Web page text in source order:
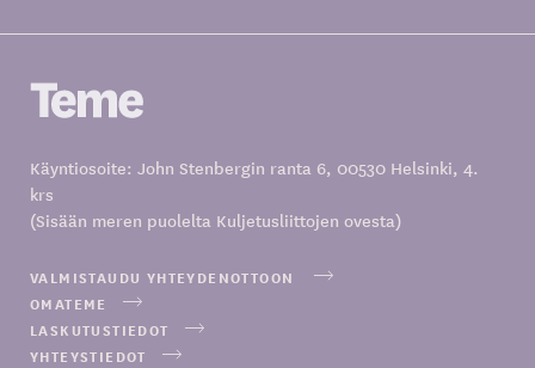
Käyntiosoite: John Stenbergin ranta 6, 00530 Helsinki, 4.
krs
(Sisään meren puolelta Kuljetusliittojen ovesta)
VALMISTAUDU YHTEYDENOTTOON
OMATEME
LASKUTUSTIEDOT
YHTEYSTIEDOT